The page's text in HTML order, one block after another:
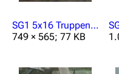
FAQ
SG1 5x16 Truppentransporter.jpg
749 × 565; 77 KB